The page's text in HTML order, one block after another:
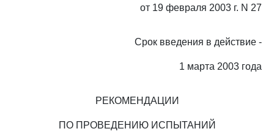
от 19 февраля 2003 г. N 27
Срок введения в действие -
1 марта 2003 года
РЕКОМЕНДАЦИИ
ПО ПРОВЕДЕНИЮ ИСПЫТАНИЙ